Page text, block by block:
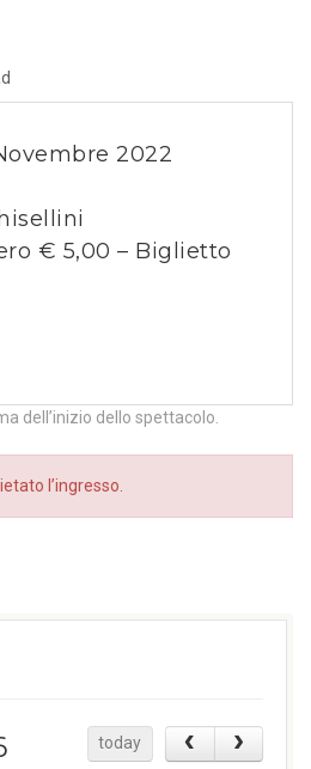
2022
€ 5,00 – Biglietto
dell’inizio dello spettacolo.
l’ingresso.
today